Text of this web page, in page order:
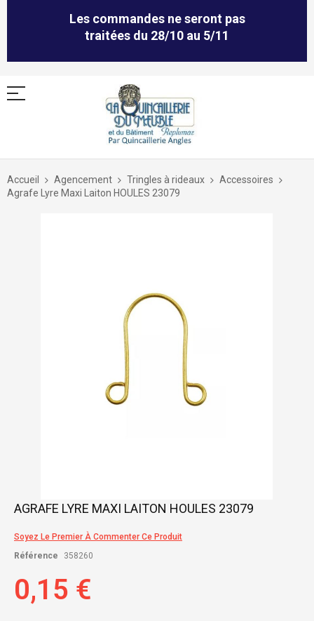
Les commandes ne seront pas
traitées du 28/10 au 5/11
Allez
contenu
Accueil Agencement Tringles à rideaux
Accessoires
Agrafe Lyre Maxi Laiton HOULES 23079
Skip
beginning
of
gallery
AGRAFE LYRE MAXI LAITON HOULES 23079
Soyez Le Premier À Commenter Ce Produit
Référence
358260
0,15 €